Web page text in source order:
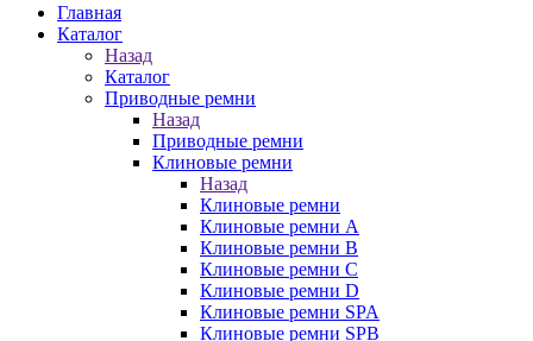
Главная
Каталог
Назад
Каталог
Приводные ремни
Назад
Приводные ремни
Клиновые ремни
Назад
Клиновые ремни
Клиновые ремни A
Клиновые ремни B
Клиновые ремни C
Клиновые ремни D
Клиновые ремни SPA
Клиновые ремни SPB